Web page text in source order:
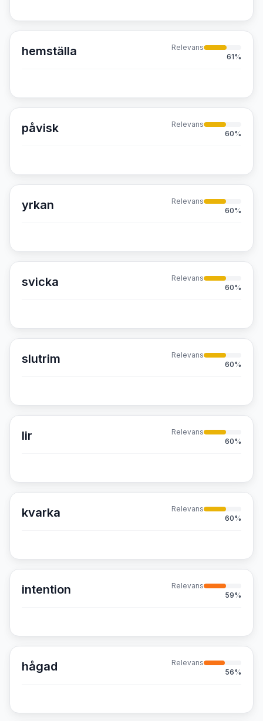
hemställa
Relevans
61%
påvisk
Relevans
60%
yrkan
Relevans
60%
svicka
Relevans
60%
slutrim
Relevans
60%
lir
Relevans
60%
kvarka
Relevans
60%
intention
Relevans
59%
hågad
Relevans
56%